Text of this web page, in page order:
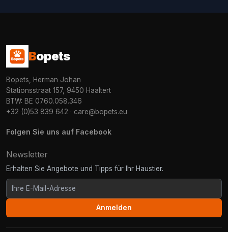
Bopets
Bopets, Herman Johan
Stationsstraat 157, 9450 Haaltert
BTW: BE 0760.058.346
+32 (0)53 839 642 · care@bopets.eu
Folgen Sie uns auf Facebook
Newsletter
Erhalten Sie Angebote und Tipps für Ihr Haustier.
Anmelden